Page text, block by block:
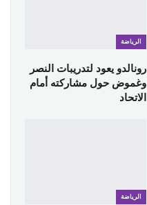
الرياضة
رونالدو يعود لتدريبات النصر
وغموض حول مشاركته أمام
الاتحاد
الرياضة